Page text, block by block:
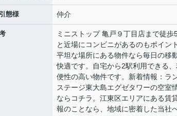
態様 仲介
ミニストップ 亀戸９丁目店まで徒歩
と近場にコンビニがあるのもポイン
平坦な場所にある物件なら毎日の移
快適です。自宅から2駅利用できる
便性の高い物件です。新着情報：ラ
ステージ東大島エグゼタワーの空室
ならコチラ。江東区エリアにある賃
報のことなら、地域に密着した当社